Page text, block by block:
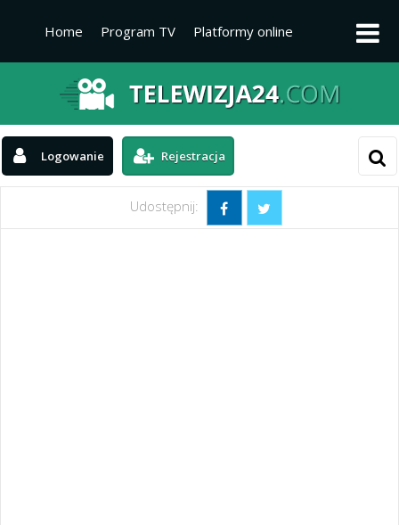
Home Program TV Platformy online
Platformy TV Kanały telewizyjne Aktualności
Logowanie Rejestracja
Udostępnij: